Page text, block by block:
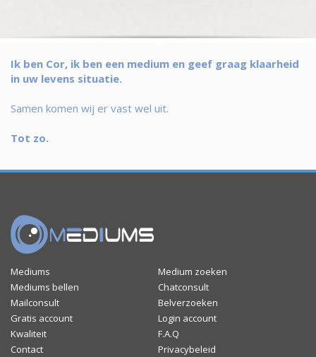
Ik ben Cor, ik ben een medium en geef graag klaarheid
in uw levens situatie.
Samen komen wij er vast wel uit.
Tot zo.
Mediums
Medium zoeken
Mediums bellen
Chatconsult
Mailconsult
Belverzoeken
Gratis account
Login account
Kwaliteit
F.A.Q
Contact
Privacybeleid